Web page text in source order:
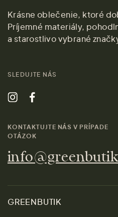
Krásne oblečenie, ktoré
Príjemné materiály,
a starostlivo vybrané
SLEDUJTE NÁS
KONTAKTUJTE NÁS V PRÍPADE
OTÁZOK
GREENBUTIK